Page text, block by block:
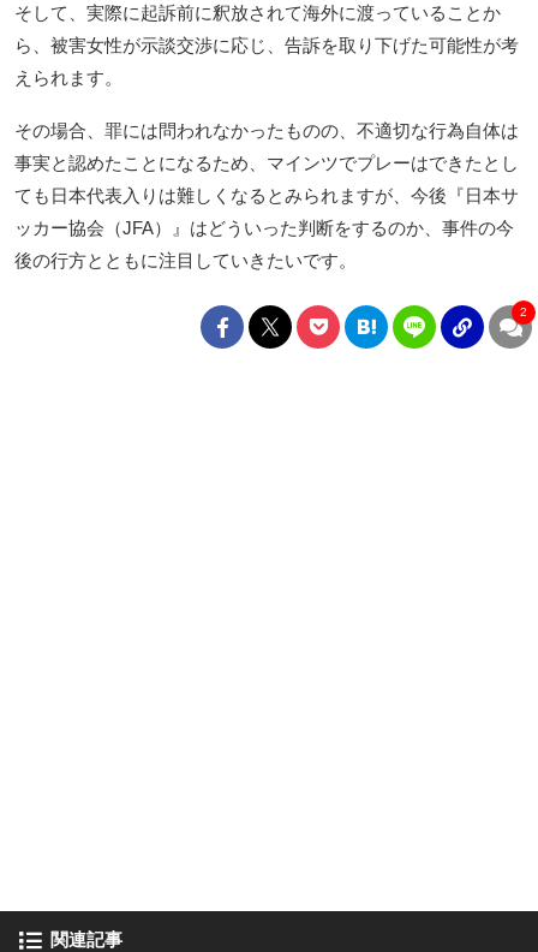
そして、実際に起訴前に釈放されて海外に渡っていることか
ら、被害女性が示談交渉に応じ、告訴を取り下げた可能性が考
えられます。
その場合、罪には問われなかったものの、不適切な行為自体は
事実と認めたことになるため、マインツでプレーはできたとし
ても日本代表入りは難しくなるとみられますが、今後『日本サ
ッカー協会（JFA）』はどういった判断をするのか、事件の今
後の行方とともに注目していきたいです。
2
関連記事